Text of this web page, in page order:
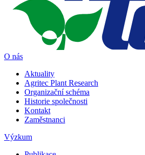
O nás
Aktuality
Agritec Plant Research
Organizační schéma
Historie společnosti
Kontakt
Zaměstnanci
Výzkum